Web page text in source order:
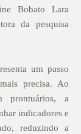
Bobato Lara
da pesquisa
um passo
precisa. Ao
prontuários, a
indicadores e
reduzindo a